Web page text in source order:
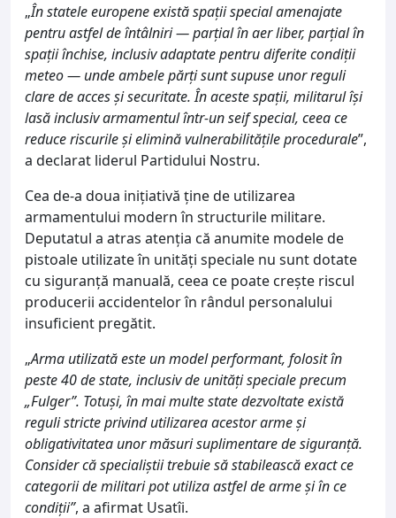
„În statele europene există spații special amenajate
pentru astfel de întâlniri — parțial în aer liber, parțial în
spații închise, inclusiv adaptate pentru diferite condiții
meteo — unde ambele părți sunt supuse unor reguli
clare de acces și securitate. În aceste spații, militarul își
lasă inclusiv armamentul într-un seif special, ceea ce
reduce riscurile și elimină vulnerabilitățile procedurale”,
a declarat liderul Partidului Nostru.
Cea de-a doua inițiativă ține de utilizarea
armamentului modern în structurile militare.
Deputatul a atras atenția că anumite modele de
pistoale utilizate în unități speciale nu sunt dotate
cu siguranță manuală, ceea ce poate crește riscul
producerii accidentelor în rândul personalului
insuficient pregătit.
„Arma utilizată este un model performant, folosit în
peste 40 de state, inclusiv de unități speciale precum
„Fulger”. Totuși, în mai multe state dezvoltate există
reguli stricte privind utilizarea acestor arme și
obligativitatea unor măsuri suplimentare de siguranță.
Consider că specialiștii trebuie să stabilească exact ce
categorii de militari pot utiliza astfel de arme și în ce
condiții”, a afirmat Usatîi.